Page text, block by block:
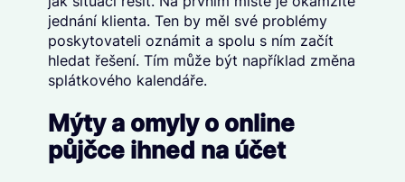
jednání klienta. Ten by měl své problémy
poskytovateli oznámit a spolu s ním začít
hledat řešení. Tím může být například změna
splátkového kalendáře.
Mýty a omyly o online
půjčce ihned na účet